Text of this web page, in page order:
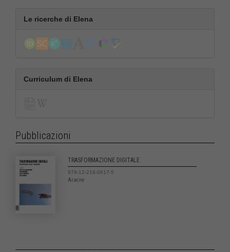
Le ricerche di Elena
Curriculum di Elena
Pubblicazioni
TRASFORMAZIONE DIGITALE
979-12-218-0617-5
Aracne